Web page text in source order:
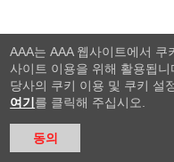
AAA는 AAA 웹사이트에서
사이트 이용을 위해 활용됩니
당사의 쿠키 이용 및 쿠키 설
여기 를 클릭해 주십시오.
동의